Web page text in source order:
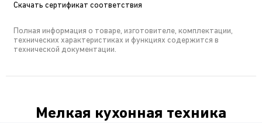
Скачать сертификат соответствия
Полная информация о товаре, изготовителе, комплектации,
технических характеристиках и функциях содержится в
технической документации.
Мелкая кухонная техника